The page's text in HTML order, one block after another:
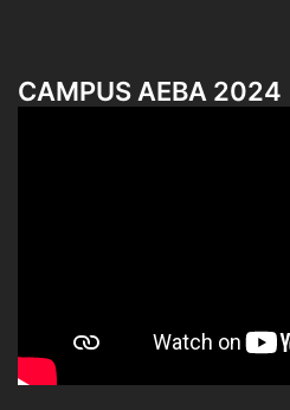
CAMPUS AEBA 2024